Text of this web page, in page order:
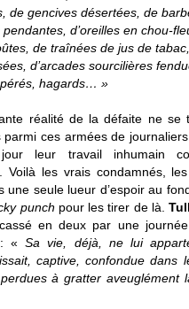
de gencives désertées, de
d’oreilles en chou-
de traînées de jus de
d’arcades sourcilières
hagards… »
réalité de la défaite ne se
parmi ces armées de
leur travail inhumain
Voilà les vrais condamnés,
une seule lueur d’espoir au
punch pour les tirer de là.
en deux par une
: «Sa vie, déjà, ne lui
captive, confondue dans
à gratter aveuglément